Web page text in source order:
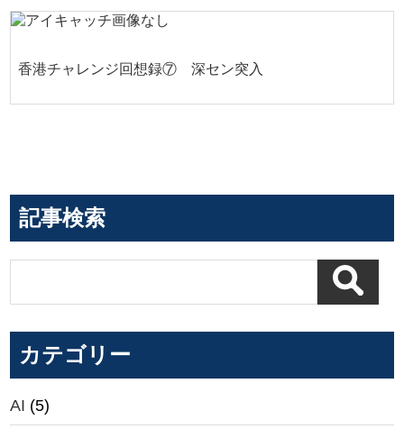
香港チャレンジ回想録⑦ 深セン突入
記事検索
カテゴリー
AI (5)